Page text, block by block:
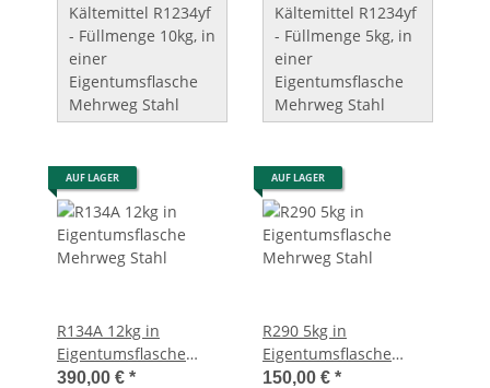
Kältemittel R1234yf
- Füllmenge 10kg, in
einer
Eigentumsflasche
Mehrweg Stahl
Kältemittel R1234yf
- Füllmenge 5kg, in
einer
Eigentumsflasche
Mehrweg Stahl
AUF LAGER
R134A 12kg in
Eigentumsflasche
Mehrweg Stahl
390,00 € *
AUF LAGER
R290 5kg in
Eigentumsflasche
Mehrweg Stahl
150,00 € *